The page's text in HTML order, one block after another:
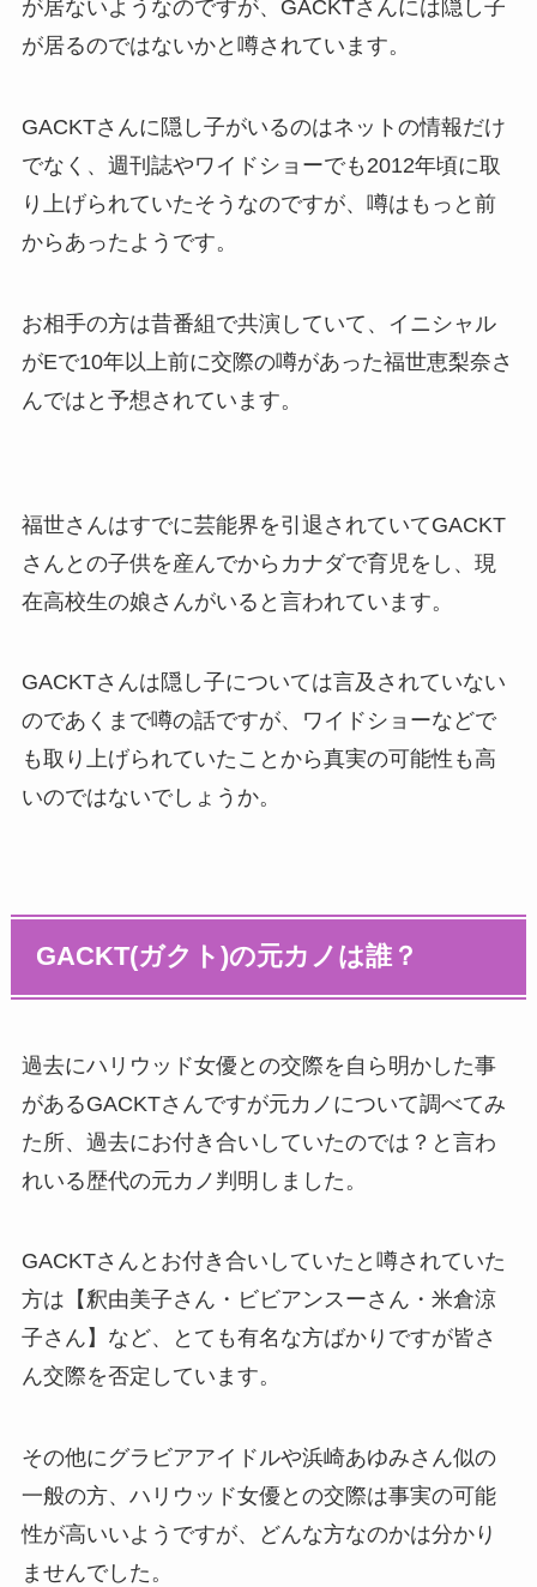
が居ないようなのですが、GACKTさんには隠し子
が居るのではないかと噂されています。
GACKTさんに隠し子がいるのはネットの情報だけ
でなく、週刊誌やワイドショーでも2012年頃に取
り上げられていたそうなのですが、噂はもっと前
からあったようです。
お相手の方は昔番組で共演していて、イニシャル
がEで10年以上前に交際の噂があった福世恵梨奈さ
んではと予想されています。
福世さんはすでに芸能界を引退されていてGACKT
さんとの子供を産んでからカナダで育児をし、現
在高校生の娘さんがいると言われています。
GACKTさんは隠し子については言及されていない
のであくまで噂の話ですが、ワイドショーなどで
も取り上げられていたことから真実の可能性も高
いのではないでしょうか。
GACKT(ガクト)の元カノは誰？
過去にハリウッド女優との交際を自ら明かした事
があるGACKTさんですが元カノについて調べてみ
た所、過去にお付き合いしていたのでは？と言わ
れいる歴代の元カノ判明しました。
GACKTさんとお付き合いしていたと噂されていた
方は【釈由美子さん・ビビアンスーさん・米倉涼
子さん】など、とても有名な方ばかりですが皆さ
ん交際を否定しています。
その他にグラビアアイドルや浜崎あゆみさん似の
一般の方、ハリウッド女優との交際は事実の可能
性が高いいようですが、どんな方なのかは分かり
ませんでした。